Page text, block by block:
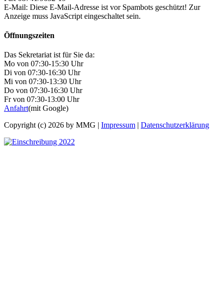
E-Mail: Diese E-Mail-Adresse ist vor Spambots geschützt! Zur
Anzeige muss JavaScript eingeschaltet sein.
Öffnungszeiten
Das Sekretariat ist für Sie da:
Mo von 07:30-15:30 Uhr
Di von 07:30-16:30 Uhr
Mi von 07:30-13:30 Uhr
Do von 07:30-16:30 Uhr
Fr von 07:30-13:00 Uhr
Anfahrt(mit Google)
Copyright (c) 2026 by MMG | Impressum | Datenschutzerklärung